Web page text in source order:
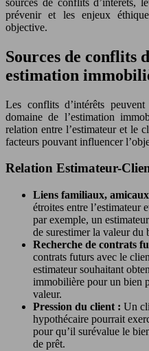
prévenir et les enjeux
objective.
Sources de conflits
estimation
Les conflits d’intérêts
domaine de l’estimation
relation entre l’estimateur et le
facteurs pouvant influencer
Relation Estimateur-
Liens familiaux,
étroites entre l’estimateur
par exemple, un
de surestimer la valeur
Recherche de contrats
contrats futurs avec le
estimateur souhaitant
immobilière pour un bien
valeur.
Pression du client : Un
hypothécaire pourrait
pour qu’il surévalue le
de prêt.